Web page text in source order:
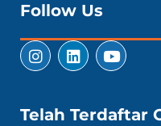
Follow Us
Telah Terdaftar